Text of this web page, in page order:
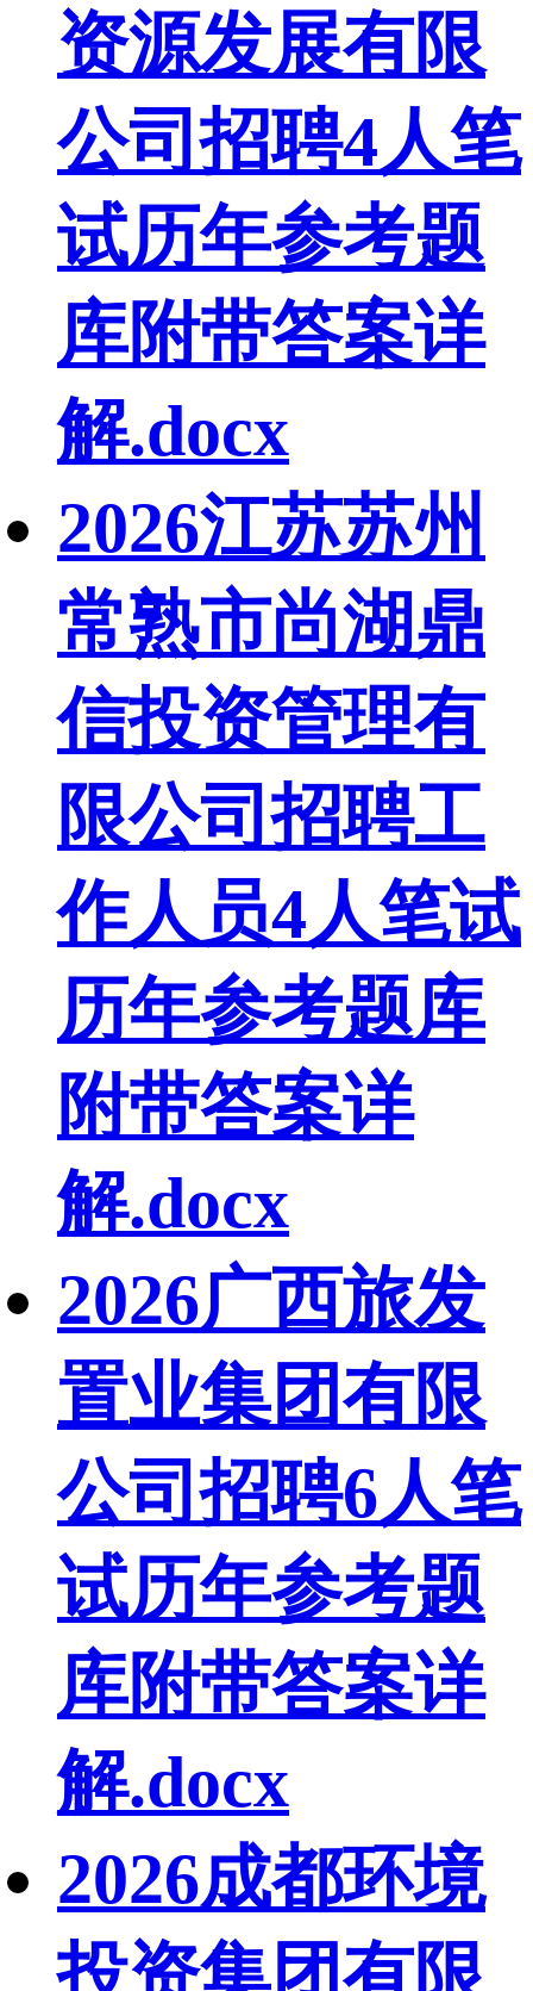
资源发展有限
公司招聘4人笔
试历年参考题
库附带答案详
解.docx
2026江苏苏州
常熟市尚湖鼎
信投资管理有
限公司招聘工
作人员4人笔试
历年参考题库
附带答案详
解.docx
2026广西旅发
置业集团有限
公司招聘6人笔
试历年参考题
库附带答案详
解.docx
2026成都环境